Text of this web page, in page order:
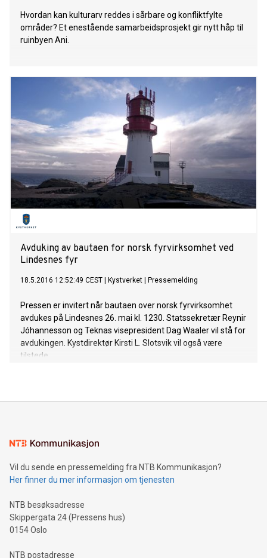
Hvordan kan kulturarv reddes i sårbare og konfliktfylte
områder? Et enestående samarbeidsprosjekt gir nytt håp til
ruinbyen Ani.
Avduking av bautaen for norsk fyrvirksomhet ved
Lindesnes fyr
18.5.2016 12:52:49 CEST Kystverket Pressemelding
Pressen er invitert når bautaen over norsk fyrvirksomhet
avdukes på Lindesnes 26. mai kl. 1230. Statssekretær Reynir
Jóhannesson og Teknas visepresident Dag Waaler vil stå for
avdukingen. Kystdirektør Kirsti L. Slotsvik vil også være
tilstede.
Vil du sende en pressemelding fra NTB Kommunikasjon?
Her finner du mer informasjon om tjenesten
NTB besøksadresse
Skippergata 24 (Pressens hus)
0154 Oslo
NTB postadresse